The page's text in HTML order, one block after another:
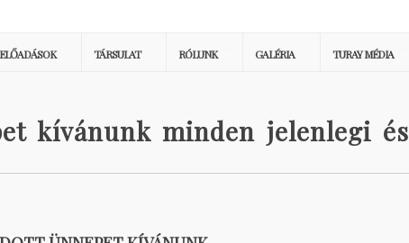
ELŐADÁSOK TÁRSULAT RÓLUNK GALÉRIA TURAY MÉDIA
kívánunk minden jelenlegi és